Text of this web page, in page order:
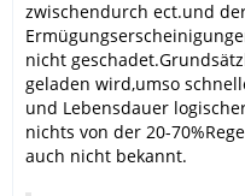
zwischendurch ect.und
nicht
geladen wird,umso
und Lebensdauer
nichts von der 20-
auch nicht bekannt.